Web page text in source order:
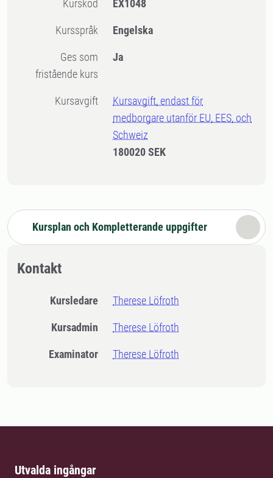
Kurskod EX1048
Kursspråk Engelska
Ges som
fristående kurs
Ja
Kursavgift
Kursavgift, endast för
medborgare utanför EU, EES, och
Schweiz
180020 SEK
Kursplan och Kompletterande uppgifter
Kontakt
Kursledare Therese Löfroth
Kursadmin Therese Löfroth
Examinator Therese Löfroth
Utvalda ingångar